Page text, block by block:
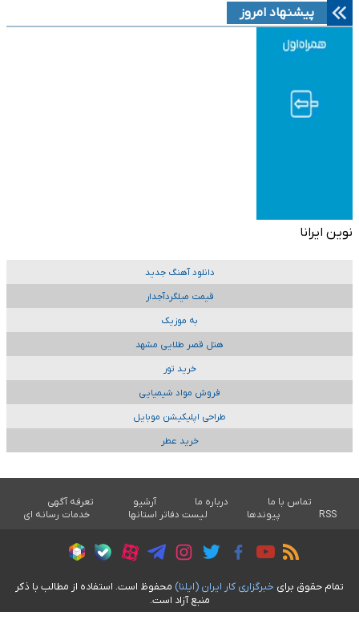
پیشنهاد امروز
نوین ایرانا
دانلود آهنگ جدید
قیمت میلگردآجدار
به موزیک
هتل قصر طلایی مشهد
خرید تور
فروش مواد شیمیایی
طراحی اپلیکیشن موبایل
خرید عطر
تماس با ما درباره ما آرشیو
تعرفه آگهی
RSS
پیوندها لیست دفاتر استانها خدمات رسانه ای
تمام حقوق برای خبرگزاری کار ايران (ايلنا) محفوظ است. استفاده از مطالب با ذکر
منبع آزاد است.